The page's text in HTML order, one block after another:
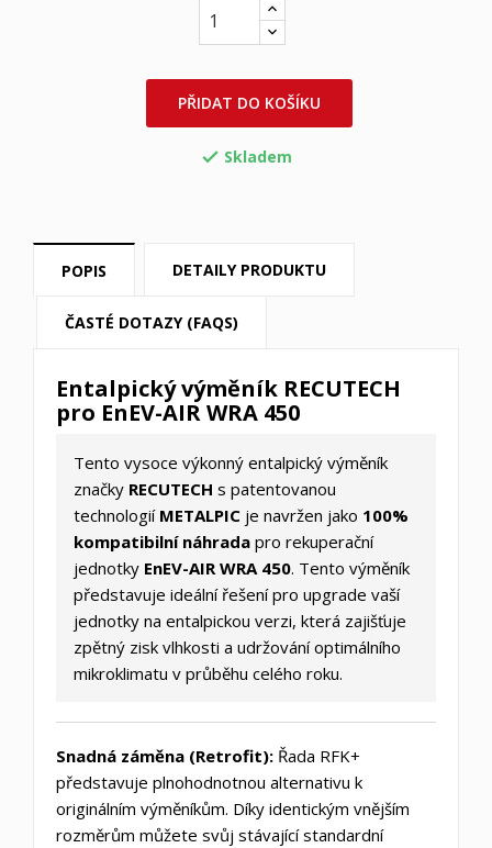
PŘIDAT DO KOŠÍKU
 Skladem
POPIS DETAILY PRODUKTU
ČASTÉ DOTAZY (FAQS)
Entalpický výměník RECUTECH
pro EnEV-AIR WRA 450
Tento vysoce výkonný entalpický výměník
značky RECUTECH s patentovanou
technologií METALPIC je navržen jako 100%
kompatibilní náhrada pro rekuperační
jednotky EnEV-AIR WRA 450. Tento výměník
představuje ideální řešení pro upgrade vaší
jednotky na entalpickou verzi, která zajišťuje
zpětný zisk vlhkosti a udržování optimálního
mikroklimatu v průběhu celého roku.
Snadná záměna (Retrofit): Řada RFK+
představuje plnohodnotnou alternativu k
originálním výměníkům. Díky identickým vnějším
rozměrům můžete svůj stávající standardní